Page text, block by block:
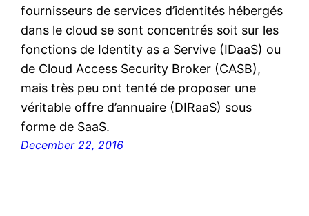
fournisseurs de services d’identités hébergés
dans le cloud se sont concentrés soit sur les
fonctions de Identity as a Servive (IDaaS) ou
de Cloud Access Security Broker (CASB),
mais très peu ont tenté de proposer une
véritable offre d’annuaire (DIRaaS) sous
forme de SaaS.
December 22, 2016